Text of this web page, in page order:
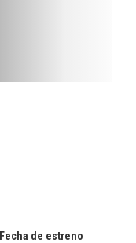
Fecha de estreno